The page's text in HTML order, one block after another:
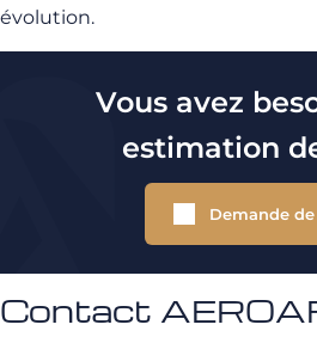
évolution.
Vous avez
estimation
Demande
Contact